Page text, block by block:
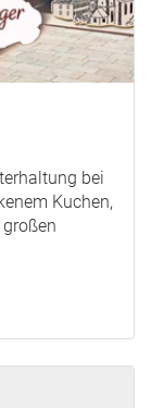
bei
Kuchen,